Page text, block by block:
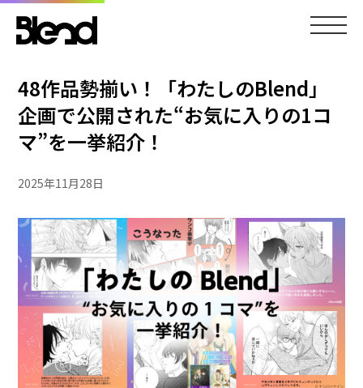
48作品勢揃い！「わたしのBlend」
企画で公開された“お気に入りの1コ
マ”を一挙紹介！
2025年11月28日